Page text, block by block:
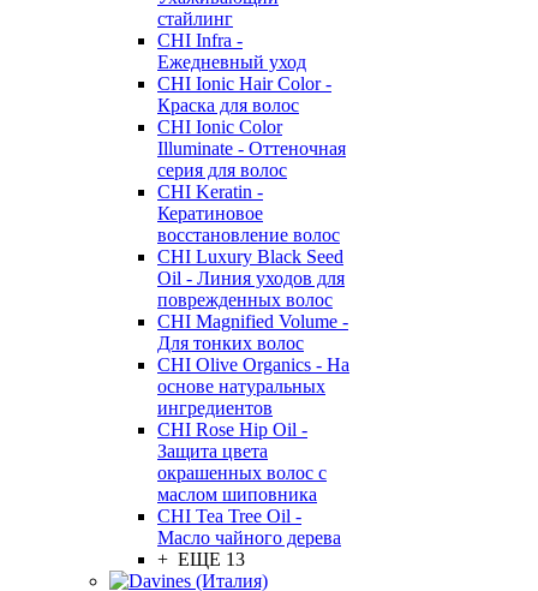
стайлинг
CHI Infra -
Ежедневный уход
CHI Ionic Hair Color -
Краска для волос
CHI Ionic Color
Illuminate - Оттеночная
серия для волос
CHI Keratin -
Кератиновое
восстановление волос
CHI Luxury Black Seed
Oil - Линия уходов для
поврежденных волос
CHI Magnified Volume -
Для тонких волос
CHI Olive Organics - На
основе натуральных
ингредиентов
CHI Rose Hip Oil -
Защита цвета
окрашенных волос с
маслом шиповника
CHI Tea Tree Oil -
Масло чайного дерева
+ ЕЩЕ 13